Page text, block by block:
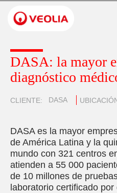
contenido
DASA: la mayor
diagnóstico
CLIENTE DASA
DASA es la mayor
de América Latina y la
mundo con 321 centros
atienden a 55 000
de 10 millones de
laboratorio certificado